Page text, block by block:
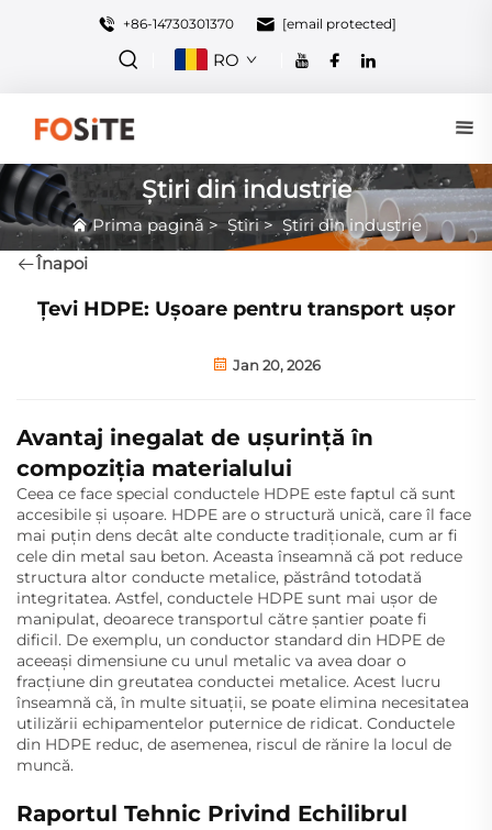
+86-14730301370 [email protected]
RO
Știri din industrie
Prima pagină > Știri>Știri din industrie
Înapoi
Țevi HDPE: Ușoare pentru transport ușor
Jan 20, 2026
Avantaj inegalat de ușurință în
compoziția materialului
Ceea ce face special conductele HDPE este faptul că sunt
accesibile și ușoare. HDPE are o structură unică, care îl face
mai puțin dens decât alte conducte tradiționale, cum ar fi
cele din metal sau beton. Aceasta înseamnă că pot reduce
structura altor conducte metalice, păstrând totodată
integritatea. Astfel, conductele HDPE sunt mai ușor de
manipulat, deoarece transportul către șantier poate fi
dificil. De exemplu, un conductor standard din HDPE de
aceeași dimensiune cu unul metalic va avea doar o
fracțiune din greutatea conductei metalice. Acest lucru
înseamnă că, în multe situații, se poate elimina necesitatea
utilizării echipamentelor puternice de ridicat. Conductele
din HDPE reduc, de asemenea, riscul de rănire la locul de
muncă.
Raportul Tehnic Privind Echilibrul